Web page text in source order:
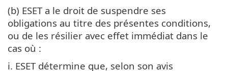
(b) ESET a le droit de suspendre ses
obligations au titre des présentes conditions,
ou de les résilier avec effet immédiat dans le
cas où :
i. ESET détermine que, selon son avis